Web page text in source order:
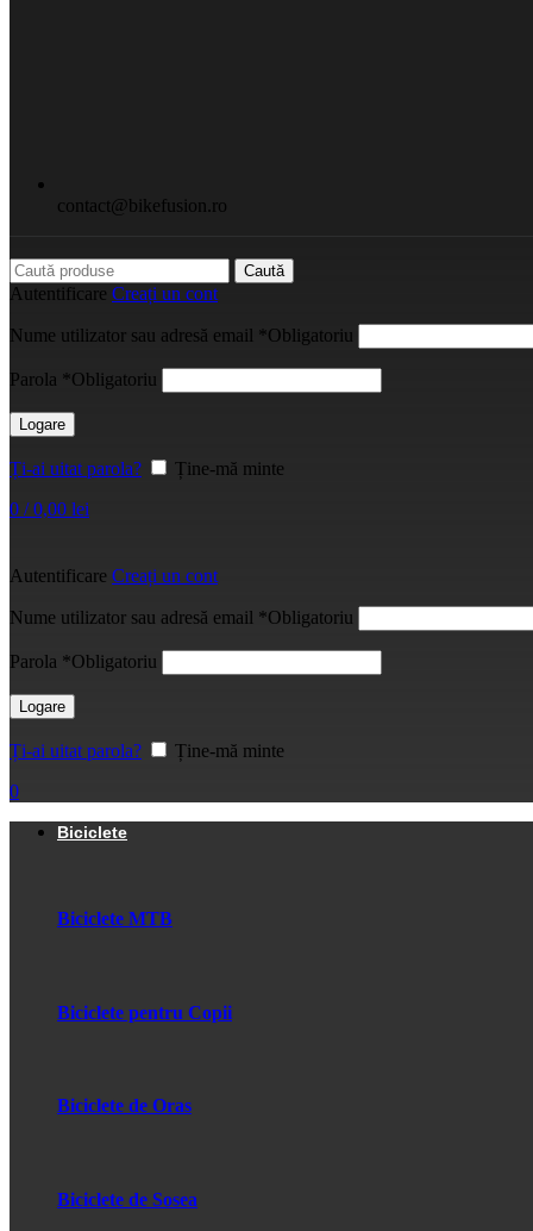
contact@bikefusion.ro
Caută
Autentificare Creați un cont
Nume utilizator sau adresă email *Obligatoriu
Parola *Obligatoriu
Logare
Ți-ai uitat parola?
Ține-mă minte
0 / 0,00 lei
Autentificare Creați un cont
Nume utilizator sau adresă email *Obligatoriu
Parola *Obligatoriu
Logare
Ți-ai uitat parola?
Ține-mă minte
0
Biciclete
Biciclete MTB
Biciclete pentru Copii
Biciclete de Oras
Biciclete de Sosea